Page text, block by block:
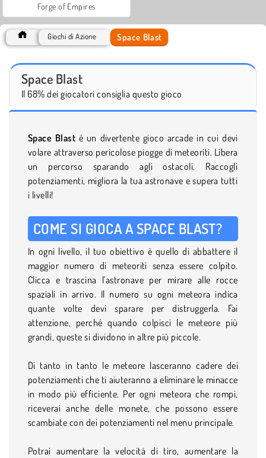
Forge of Empires
Giochi di Azione Space Blast
Space Blast
Il 68% dei giocatori consiglia questo gioco
Space Blast è un divertente gioco arcade in cui devi
volare attraverso pericolose piogge di meteoriti. Libera
un percorso sparando agli ostacoli. Raccogli
potenziamenti, migliora la tua astronave e supera tutti
i livelli!
COME SI GIOCA A SPACE BLAST?
In ogni livello, il tuo obiettivo è quello di abbattere il
maggior numero di meteoriti senza essere colpito.
Clicca e trascina l'astronave per mirare alle rocce
spaziali in arrivo. Il numero su ogni meteora indica
quante volte devi sparare per distruggerla. Fai
attenzione, perché quando colpisci le meteore più
grandi, queste si dividono in altre più piccole.
Di tanto in tanto le meteore lasceranno cadere dei
potenziamenti che ti aiuteranno a eliminare le minacce
in modo più efficiente. Per ogni meteora che rompi,
riceverai anche delle monete, che possono essere
scambiate con dei potenziamenti nel menu principale.
Potrai aumentare la velocità di tiro, aumentare la